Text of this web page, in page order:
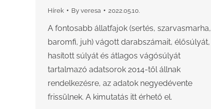
Hírek By veresa 2022.05.10.
A fontosabb állatfajok (sertés, szarvasmarha,
baromfi, juh) vágott darabszámait, élősúlyát,
hasított súlyát és átlagos vágósúlyát
tartalmazó adatsorok 2014-től állnak
rendelkezésre, az adatok negyedévente
frissülnek. A kimutatás itt érhető el.